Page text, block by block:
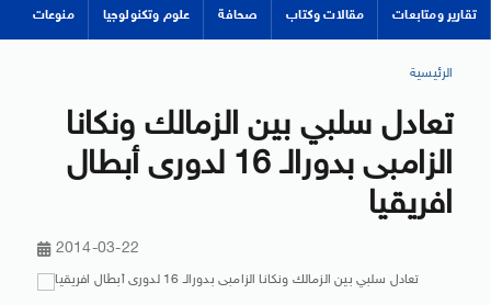
تقارير ومتابعات مقالات وكتاب صحافة علوم وتكنولوجيا منوعات
الرئيسية
تعادل سلبي بين الزمالك ونكانا
الزامبى بدورالـ 16 لدورى أبطال
افريقيا
2014-03-22